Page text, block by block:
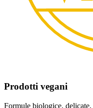
Prodotti vegani
Formule biologice,